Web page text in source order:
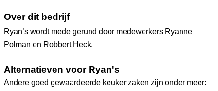
Over dit bedrijf
Ryan’s wordt mede gerund door medewerkers Ryanne
Polman en Robbert Heck.
Alternatieven voor Ryan's
Andere goed gewaardeerde keukenzaken zijn onder meer: